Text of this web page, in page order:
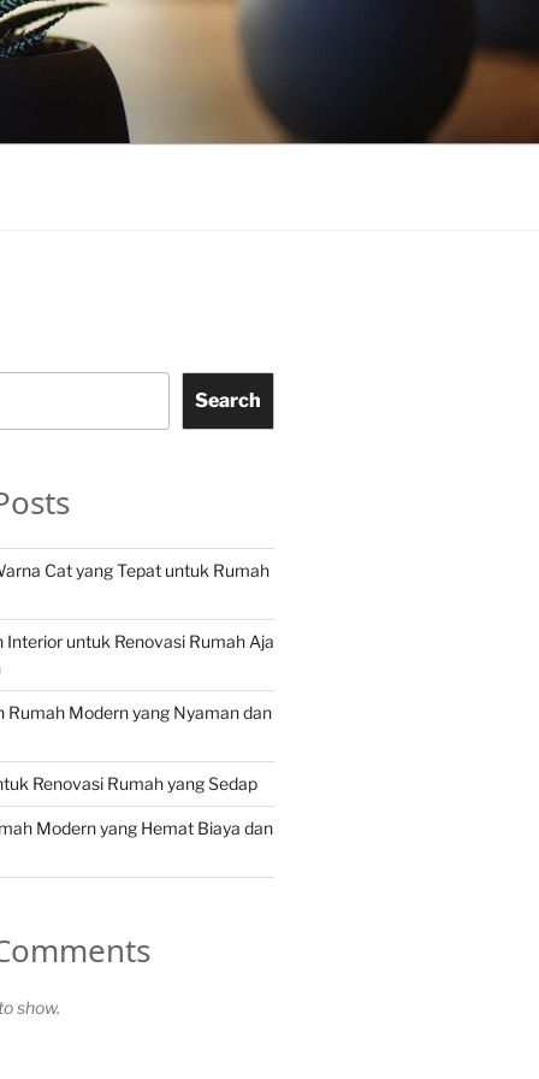
Search
Cat yang Tepat untuk Rumah
Interior untuk Renovasi Rumah Aja
Rumah Modern yang Nyaman dan
Renovasi Rumah yang Sedap
Modern yang Hemat Biaya dan
show.